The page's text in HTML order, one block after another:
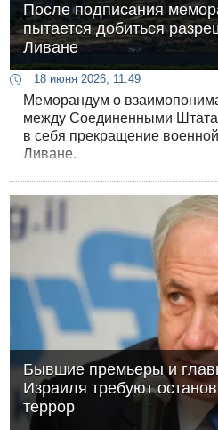
После подписания
пытается добиться
Ливане
18 июня 2026, 11:49
Меморандум о
между Соединенными
в себя прекращение
Ливане.
Бывшие премьеры и
Израиля требуют
террор